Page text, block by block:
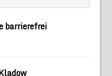
barrierefrei